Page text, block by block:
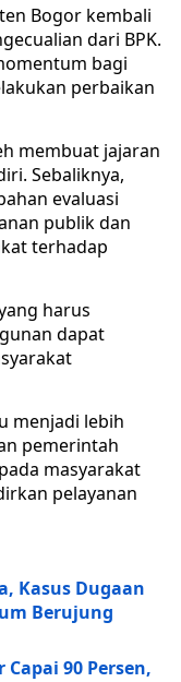
Bogor kembali
dari BPK.
bagi
perbaikan
membuat jajaran
Sebaliknya,
evaluasi
publik dan
terhadap
harus
dapat
menjadi lebih
pemerintah
masyarakat
pelayanan
Kasus Dugaan
Berujung
90 Persen,